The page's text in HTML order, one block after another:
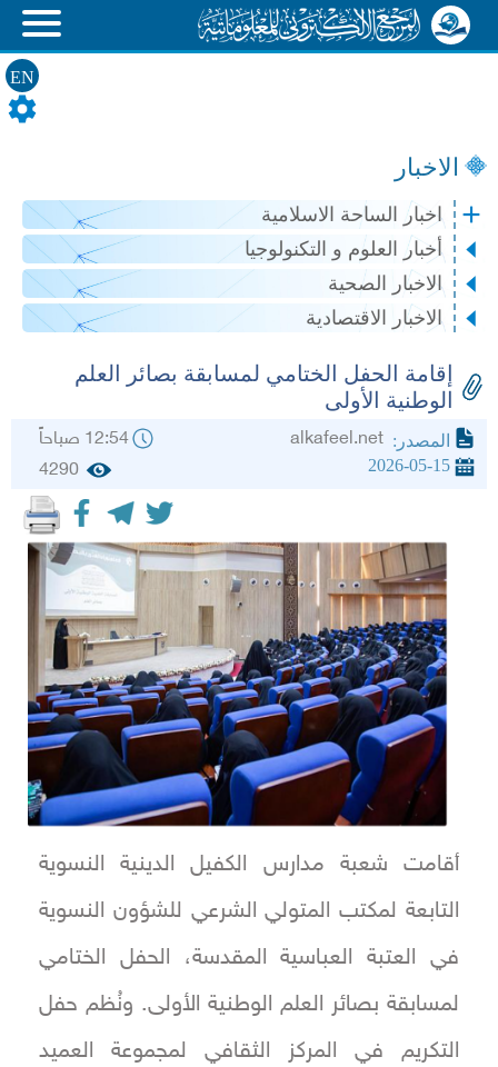
EN
الاخبار
اخبار الساحة الاسلامية
أخبار العلوم و التكنولوجيا
الاخبار الصحية
الاخبار الاقتصادية
إقامة الحفل الختامي لمسابقة بصائر العلم
الوطنية الأولى
المصدر: 12:54 صباحاً
2026-05-15
4290
أقامت شعبة مدارس الكفيل الدينية النسوية
التابعة لمكتب المتولي الشرعي للشؤون النسوية
في العتبة العباسية المقدسة، الحفل الختامي
لمسابقة بصائر العلم الوطنية الأولى. ونُظم حفل
التكريم في المركز الثقافي لمجموعة العميد